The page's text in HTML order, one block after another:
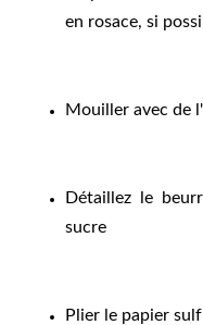
en rosace, si
Mouiller avec de
Détaillez le
sucre
Plier le papier